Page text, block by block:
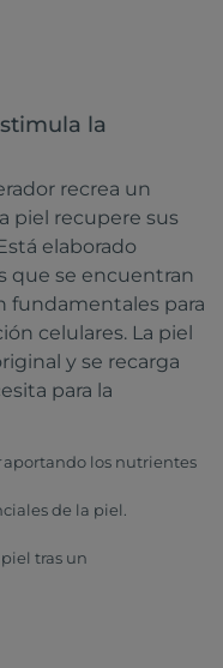
la
recrea un
piel recupere sus
elaborado
que se encuentran
fundamentales para
celulares. La piel
y se recarga
para la
aportando los nutrientes
de la piel.
tras un